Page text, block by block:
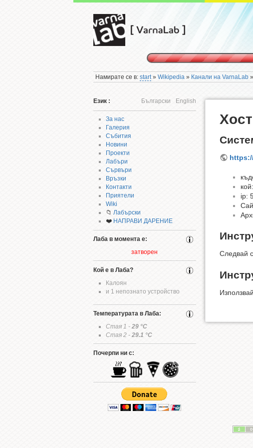
Намирате се в:start»Wikipedia » Канали на VarnaLab
Език : Български English
За нас
Галерия
Събития
Новини
Проекти
Лабъри
Сървъри
Връзки
Контакти
Приятели
Wiki
📁 Лабърски
❤️ НАПРАВИ ДАРЕНИЕ
Лаба в момента е:
затворен
Кой е в Лаба?
Калоян
и 1 непознато устройство
Температурата в Лаба:
Стая 1 - 29°C
Стая 2 - 29.1 °C
Почерпи ни с:
ip:
Следвай
Използвай